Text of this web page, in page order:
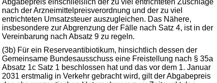
Abgabepreis einschließlich der zu viel entrichteten Zuschläge
nach der Arzneimittelpreisverordnung und der zu viel
entrichteten Umsatzsteuer auszugleichen. Das Nähere,
insbesondere zur Abgrenzung der Fälle nach Satz 4, ist in der
Vereinbarung nach Absatz 9 zu regeln.
(3b) Für ein Reserveantibiotikum, hinsichtlich dessen der
Gemeinsame Bundesausschuss eine Freistellung nach § 35a
Absatz 1c Satz 1 beschlossen hat und das vor dem 1. Januar
2031 erstmalig in Verkehr gebracht wird, gilt der Abgabepreis